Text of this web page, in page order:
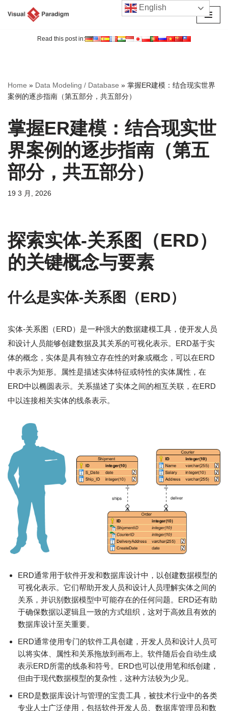
Read this post in:
Home » Data Modeling / Database » 掌握ER建模：结合现实世界
案例的逐步指南（第五部分，共五部分）
掌握ER建模：结合现实世
界案例的逐步指南（第五
部分，共五部分）
19 3 月, 2026
探索实体-关系图（ERD）
的关键概念与要素
什么是实体-关系图（ERD）
实体-关系图（ERD）是一种强大的数据建模工具，使开发人员
和设计人员能够创建数据及其关系的可视化表示。ERD基于实
体的概念，实体是具有独立存在性的对象或概念，可以在ERD
中表示为矩形。属性是描述实体特征或特性的实体属性，在
ERD中以椭圆表示。关系描述了实体之间的相互关联，在ERD
中以连接相关实体的线条表示。
ERD通常用于软件开发和数据库设计中，以创建数据模型的
可视化表示。它们帮助开发人员和设计人员理解实体之间的
关系，并识别数据模型中可能存在的任何问题。ERD还有助
于确保数据以逻辑且一致的方式组织，这对于高效且有效的
数据库设计至关重要。
ERD通常使用专门的软件工具创建，开发人员和设计人员可
以将实体、属性和关系拖放到画布上。软件随后会自动生成
表示ERD所需的线条和符号。ERD也可以使用笔和纸创建，
但由于现代数据模型的复杂性，这种方法较为少见。
ERD是数据库设计与管理的宝贵工具，被技术行业中的各类
专业人士广泛使用，包括软件开发人员、数据库管理员和数
English